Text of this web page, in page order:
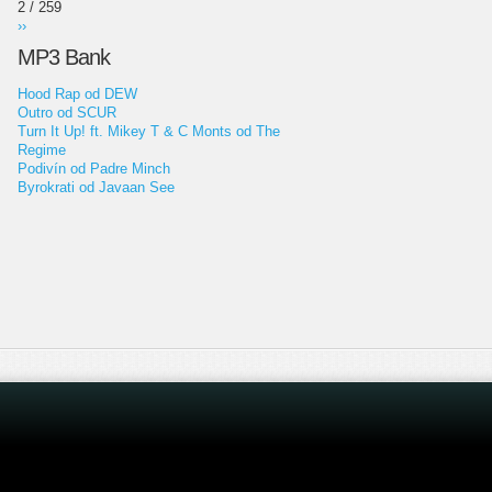
2 / 259
››
MP3 Bank
Hood Rap od DEW
Outro od SCUR
Turn It Up! ft. Mikey T & C Monts od The
Regime
Podivín od Padre Minch
Byrokrati od Javaan See